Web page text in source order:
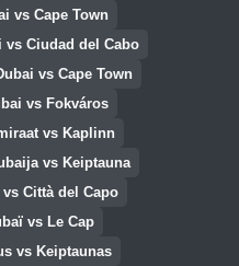
vs Cape Town
vs Ciudad del Cabo
vs Cape Town
vs Fokváros
vs Kaplinn
vs Keiptauna
vs Città del Capo
vs Le Cap
vs Keiptaunas